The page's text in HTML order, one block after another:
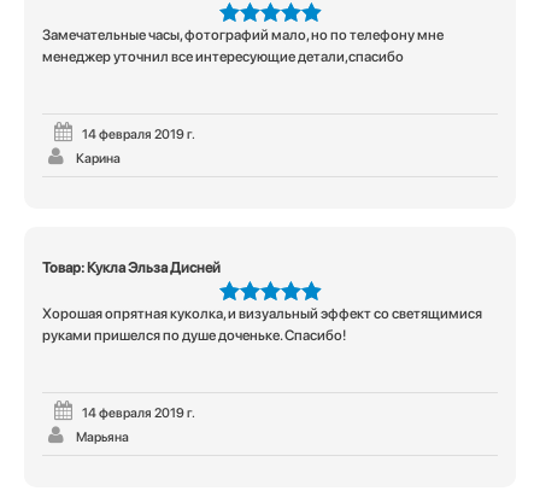
5из 5
Замечательные часы, фотографий мало, но по телефону мне
менеджер уточнил все интересующие детали,спасибо
14 февраля 2019 г.
Карина
Товар: Кукла Эльза Дисней
5из 5
Хорошая опрятная куколка, и визуальный эффект со светящимися
руками пришелся по душе доченьке. Спасибо!
14 февраля 2019 г.
Марьяна